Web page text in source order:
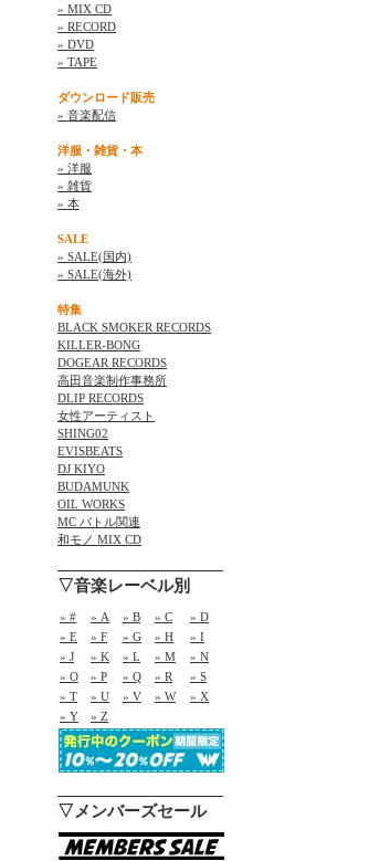
» MIX CD
» RECORD
» DVD
» TAPE
ダウンロード販売
» 音楽配信
洋服・雑貨・本
» 洋服
» 雑貨
» 本
SALE
» SALE(国内)
» SALE(海外)
特集
BLACK SMOKER RECORDS
KILLER-BONG
DOGEAR RECORDS
高田音楽制作事務所
DLIP RECORDS
女性アーティスト
SHING02
EVISBEATS
DJ KIYO
BUDAMUNK
OIL WORKS
MC バトル関連
和モノ MIX CD
▽音楽レーベル別
» # » A » B » C
» D
» E
» F » G » H
» I
» J
» K » L » M
» N
» O
» P » Q » R
» S
» T
» U » V » W
» X
» Y
» Z
▽メンバーズセール